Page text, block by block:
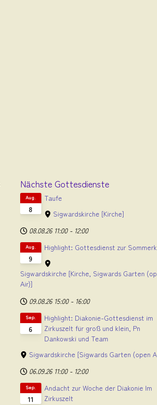
Nächste Gottesdienste
8
Aug.
Taufe
Sigwardskirche [Kirche]
08.08.26 11:00 - 12:00
9
Aug. Highlight: Gottesdienst zur
Sigwardskirche [Kirche, Sigwards Garten
Air)]
09.08.26 15:00 - 16:00
6
Sep.
Highlight: Diakonie-Gottesdienst im
Zirkuszelt für groß und klein, Pn
Dankowski und Team
Sigwardskirche [Sigwards Garten (open
06.09.26 11:00 - 12:00
11
Sep.
Andacht zur Woche der Diakonie Im
Zirkuszelt